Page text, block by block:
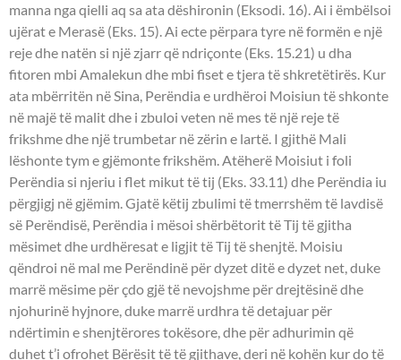
manna nga qielli aq sa ata dëshironin (Eksodi. 16). Ai i ëmbëlsoi
ujërat e Merasë (Eks. 15). Ai ecte përpara tyre në formën e një
reje dhe natën si një zjarr që ndriçonte (Eks. 15.21) u dha
fitoren mbi Amalekun dhe mbi fiset e tjera të shkretëtirës. Kur
ata mbërritën në Sina, Perëndia e urdhëroi Moisiun të shkonte
në majë të malit dhe i zbuloi veten në mes të një reje të
frikshme dhe një trumbetar në zërin e lartë. I gjithë Mali
lëshonte tym e gjëmonte frikshëm. Atëherë Moisiut i foli
Perëndia si njeriu i flet mikut të tij (Eks. 33.11) dhe Perëndia iu
përgjigj në gjëmim. Gjatë këtij zbulimi të tmerrshëm të lavdisë
së Perëndisë, Perëndia i mësoi shërbëtorit të Tij të gjitha
mësimet dhe urdhëresat e ligjit të Tij të shenjtë. Moisiu
qëndroi në mal me Perëndinë për dyzet ditë e dyzet net, duke
marrë mësime për çdo gjë të nevojshme për drejtësinë dhe
njohurinë hyjnore, duke marrë urdhra të detajuar për
ndërtimin e shenjtërores tokësore, dhe për adhurimin që
duhet t’i ofrohet Bërësit të të gjithave, deri në kohën kur do të